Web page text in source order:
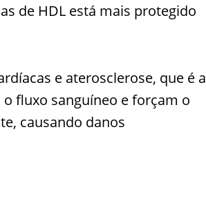
de HDL está mais protegido
e aterosclerose, que é a
fluxo sanguíneo e forçam o
causando danos